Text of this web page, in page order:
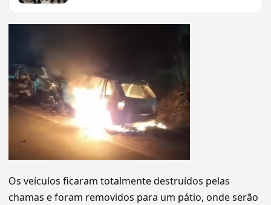
Os veículos ficaram totalmente destruídos pelas
chamas e foram removidos para um pátio, onde serão